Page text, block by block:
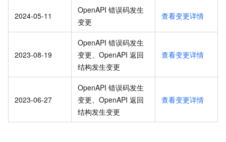
2024-05-11
OpenAPI 错误码发生
变更
查看变更详情
2023-08-19
OpenAPI 错误码发生
变更、OpenAPI 返回
结构发生变更
查看变更详情
2023-06-27
OpenAPI 错误码发生
变更、OpenAPI 返回
结构发生变更
查看变更详情